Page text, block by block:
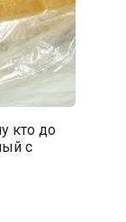
кто до
с